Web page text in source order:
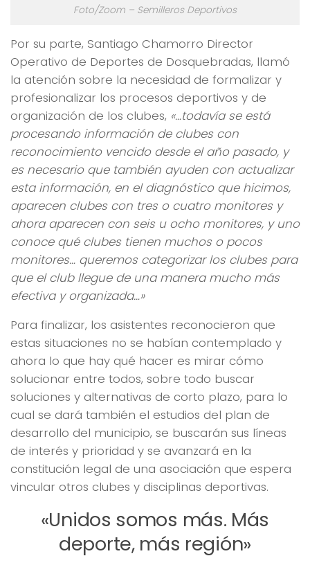
Foto/Zoom – Semilleros Deportivos
Por su parte, Santiago Chamorro Director
Operativo de Deportes de Dosquebradas, llamó
la atención sobre la necesidad de formalizar y
profesionalizar los procesos deportivos y de
organización de los clubes, «…todavía se está
procesando información de clubes con
reconocimiento vencido desde el año pasado, y
es necesario que también ayuden con actualizar
esta información, en el diagnóstico que hicimos,
aparecen clubes con tres o cuatro monitores y
ahora aparecen con seis u ocho monitores, y uno
conoce qué clubes tienen muchos o pocos
monitores… queremos categorizar los clubes para
que el club llegue de una manera mucho más
efectiva y organizada…»
Para finalizar, los asistentes reconocieron que
estas situaciones no se habían contemplado y
ahora lo que hay qué hacer es mirar cómo
solucionar entre todos, sobre todo buscar
soluciones y alternativas de corto plazo, para lo
cual se dará también el estudios del plan de
desarrollo del municipio, se buscarán sus líneas
de interés y prioridad y se avanzará en la
constitución legal de una asociación que espera
vincular otros clubes y disciplinas deportivas.
«Unidos somos más. Más
deporte, más región»